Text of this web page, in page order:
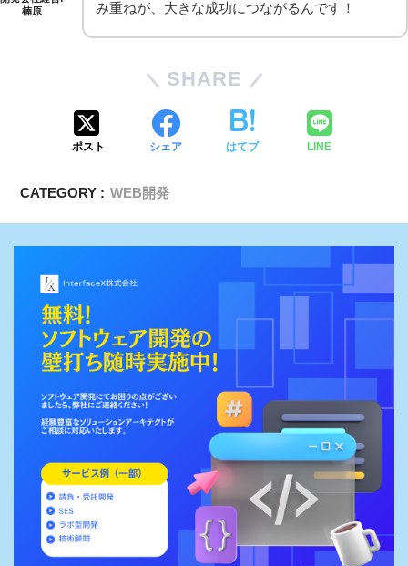
楠原
み重ねが、大きな成功につながるんです！
SHARE
ポスト シェア はてブ LINE
CATEGORY : WEB開発